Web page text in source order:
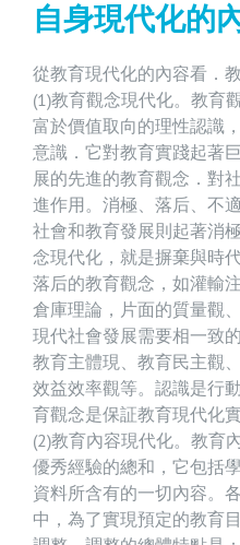
自身現代化的
從教育現代化的內容看．
(1)教育觀念現代化。教育
富於價值取向的理性認識
意識．它對教育實踐起著
展的先進的教育觀念．對
進作用。消極、落后、不
社會和教育發展則起著消
念現代化，就是摒棄與時
落后的教育觀念，如灌輸
倉庫理論，片面的質量觀
現代社會發展需要相一致
教育主體現、教育民主觀
效益效率觀等。認識是行
育觀念是保証教育現代化
(2)教育內容現代化。教育
優秀經驗的總和，它包括
資料所含有的一切內容。
中，為了實現預定的教育